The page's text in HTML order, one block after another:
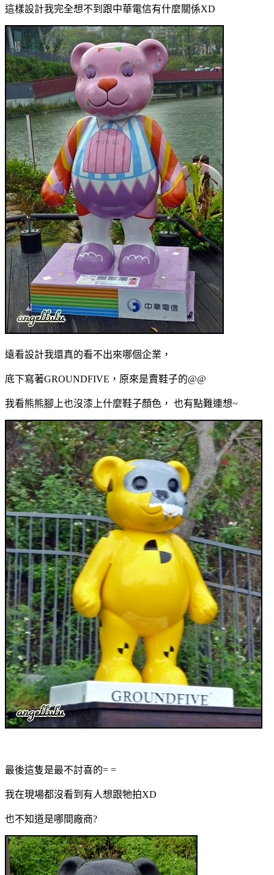
這樣設計我完全想不到跟中華電信有什麼關係XD
遠看設計我還真的看不出來哪個企業，
底下寫著GROUNDFIVE，原來是賣鞋子的@@
我看熊熊腳上也沒漆上什麼鞋子顏色， 也有點難連想~
最後這隻是最不討喜的= =
我在現場都沒看到有人想跟牠拍XD
也不知道是哪間廠商?